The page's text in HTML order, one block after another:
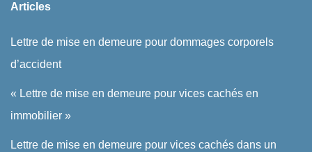
Articles
Lettre de mise en demeure pour dommages corporels
d’accident
« Lettre de mise en demeure pour vices cachés en
immobilier »
Lettre de mise en demeure pour vices cachés dans un